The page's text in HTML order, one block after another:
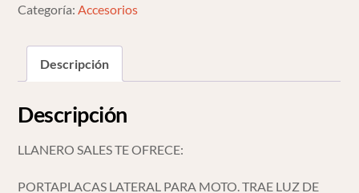
Categoría: Accesorios
Descripción
Descripción
LLANERO SALES TE OFRECE:
PORTAPLACAS LATERAL PARA MOTO. TRAE LUZ DE